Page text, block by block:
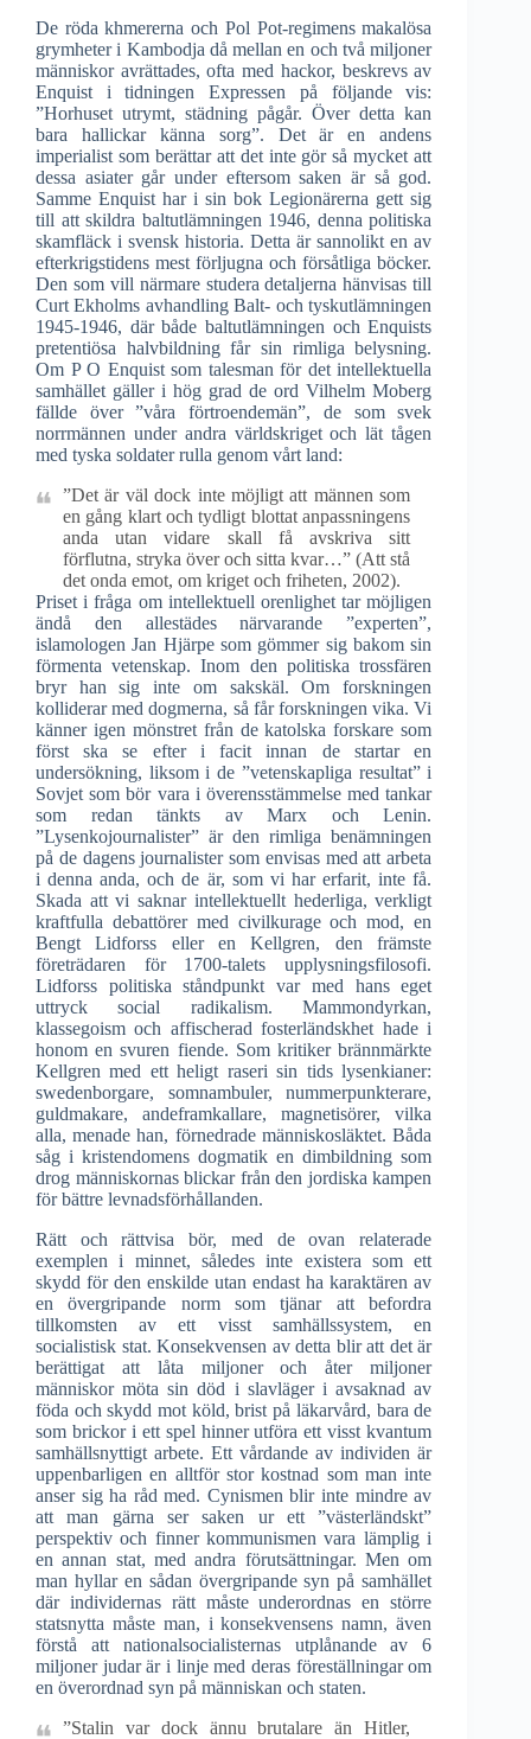
De röda khmererna och Pol Pot-regimens makalösa
grymheter i Kambodja då mellan en och två miljoner
människor avrättades, ofta med hackor, beskrevs av
Enquist i tidningen Expressen på följande vis:
”Horhuset utrymt, städning pågår. Över detta kan
bara hallickar känna sorg”. Det är en andens
imperialist som berättar att det inte gör så mycket att
dessa asiater går under eftersom saken är så god.
Samme Enquist har i sin bok Legionärerna gett sig
till att skildra baltutlämningen 1946, denna politiska
skamfläck i svensk historia. Detta är sannolikt en av
efterkrigstidens mest förljugna och försåtliga böcker.
Den som vill närmare studera detaljerna hänvisas till
Curt Ekholms avhandling Balt- och tyskutlämningen
1945-1946, där både baltutlämningen och Enquists
pretentiösa halvbildning får sin rimliga belysning.
Om P O Enquist som talesman för det intellektuella
samhället gäller i hög grad de ord Vilhelm Moberg
fällde över ”våra förtroendemän”, de som svek
norrmännen under andra världskriget och lät tågen
med tyska soldater rulla genom vårt land:
”Det är väl dock inte möjligt att männen som
en gång klart och tydligt blottat anpassningens
anda utan vidare skall få avskriva sitt
förflutna, stryka över och sitta kvar…” (Att stå
det onda emot, om kriget och friheten, 2002).
Priset i fråga om intellektuell orenlighet tar möjligen
ändå den allestädes närvarande ”experten”,
islamologen Jan Hjärpe som gömmer sig bakom sin
förmenta vetenskap. Inom den politiska trossfären
bryr han sig inte om sakskäl. Om forskningen
kolliderar med dogmerna, så får forskningen vika. Vi
känner igen mönstret från de katolska forskare som
först ska se efter i facit innan de startar en
undersökning, liksom i de ”vetenskapliga resultat” i
Sovjet som bör vara i överensstämmelse med tankar
som redan tänkts av Marx och Lenin.
”Lysenkojournalister” är den rimliga benämningen
på de dagens journalister som envisas med att arbeta
i denna anda, och de är, som vi har erfarit, inte få.
Skada att vi saknar intellektuellt hederliga, verkligt
kraftfulla debattörer med civilkurage och mod, en
Bengt Lidforss eller en Kellgren, den främste
företrädaren för 1700-talets upplysningsfilosofi.
Lidforss politiska ståndpunkt var med hans eget
uttryck social radikalism. Mammondyrkan,
klassegoism och affischerad fosterländskhet hade i
honom en svuren fiende. Som kritiker brännmärkte
Kellgren med ett heligt raseri sin tids lysenkianer:
swedenborgare, somnambuler, nummerpunkterare,
guldmakare, andeframkallare, magnetisörer, vilka
alla, menade han, förnedrade människosläktet. Båda
såg i kristendomens dogmatik en dimbildning som
drog människornas blickar från den jordiska kampen
för bättre levnadsförhållanden.
Rätt och rättvisa bör, med de ovan relaterade
exemplen i minnet, således inte existera som ett
skydd för den enskilde utan endast ha karaktären av
en övergripande norm som tjänar att befordra
tillkomsten av ett visst samhällssystem, en
socialistisk stat. Konsekvensen av detta blir att det är
berättigat att låta miljoner och åter miljoner
människor möta sin död i slavläger i avsaknad av
föda och skydd mot köld, brist på läkarvård, bara de
som brickor i ett spel hinner utföra ett visst kvantum
samhällsnyttigt arbete. Ett vårdande av individen är
uppenbarligen en alltför stor kostnad som man inte
anser sig ha råd med. Cynismen blir inte mindre av
att man gärna ser saken ur ett ”västerländskt”
perspektiv och finner kommunismen vara lämplig i
en annan stat, med andra förutsättningar. Men om
man hyllar en sådan övergripande syn på samhället
där individernas rätt måste underordnas en större
statsnytta måste man, i konsekvensens namn, även
förstå att nationalsocialisternas utplånande av 6
miljoner judar är i linje med deras föreställningar om
en överordnad syn på människan och staten.
”Stalin var dock ännu brutalare än Hitler,